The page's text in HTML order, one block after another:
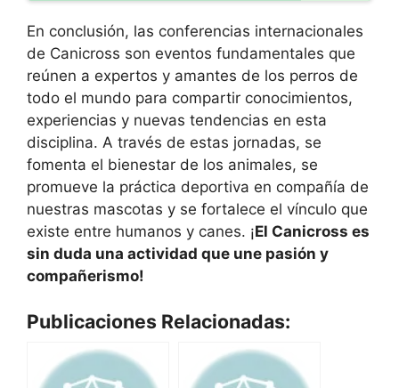
En conclusión, las conferencias internacionales
de Canicross son eventos fundamentales que
reúnen a expertos y amantes de los perros de
todo el mundo para compartir conocimientos,
experiencias y nuevas tendencias en esta
disciplina. A través de estas jornadas, se
fomenta el bienestar de los animales, se
promueve la práctica deportiva en compañía de
nuestras mascotas y se fortalece el vínculo que
existe entre humanos y canes. ¡El Canicross es
sin duda una actividad que une pasión y
compañerismo!
Publicaciones Relacionadas: